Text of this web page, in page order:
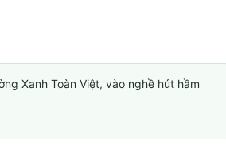
Xanh Toàn Việt, vào nghề hút hầm